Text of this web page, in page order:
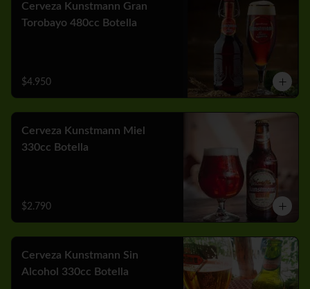
Cerveza Kunstmann Gran
Torobayo 480cc Botella
$4.950
Cerveza Kunstmann Miel
330cc Botella
$2.790
Cerveza Kunstmann Sin
Alcohol 330cc Botella